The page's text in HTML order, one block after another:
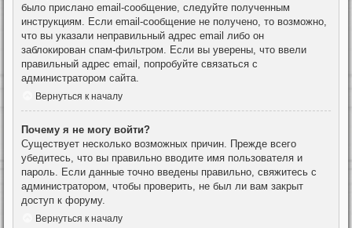
было прислано email-сообщение, следуйте полученным
инструкциям. Если email-сообщение не получено, то возможно,
что вы указали неправильный адрес email либо он
заблокирован спам-фильтром. Если вы уверены, что ввели
правильный адрес email, попробуйте связаться с
администратором сайта.
Вернуться к началу
Почему я не могу войти?
Существует несколько возможных причин. Прежде всего
убедитесь, что вы правильно вводите имя пользователя и
пароль. Если данные точно введены правильно, свяжитесь с
администратором, чтобы проверить, не был ли вам закрыт
доступ к форуму.
Вернуться к началу